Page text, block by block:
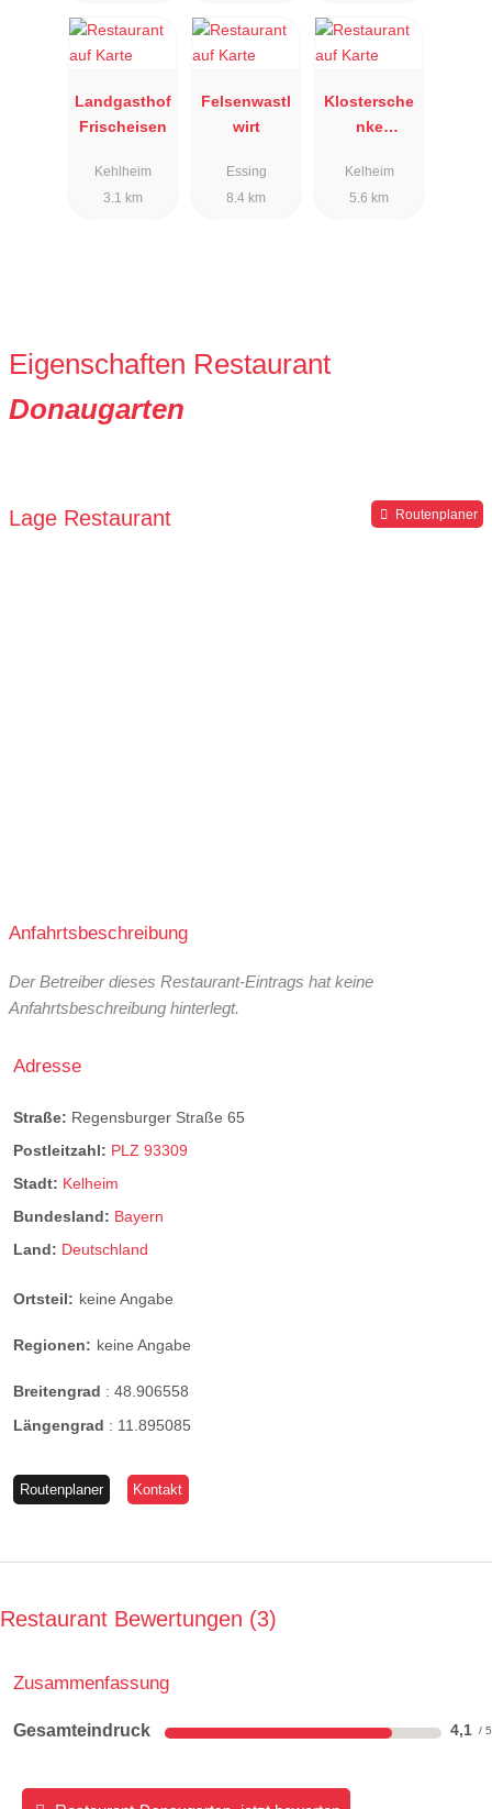
Landgasthof
Frischeisen
Kehlheim
3.1 km
Felsenwastl
wirt
Essing
8.4 km
Klostersche
nke
Kelheim
5.6 km
Eigenschaften Restaurant
Donaugarten
Lage Restaurant Routenplaner
Anfahrtsbeschreibung
Der Betreiber dieses Restaurant-Eintrags hat keine
Anfahrtsbeschreibung hinterlegt.
Adresse
Straße: Regensburger Straße 65
Postleitzahl: PLZ 93309
Stadt: Kelheim
Bundesland: Bayern
Land: Deutschland
Ortsteil: keine Angabe
Regionen: keine Angabe
Breitengrad : 48.906558
Längengrad : 11.895085
Routenplaner Kontakt
Restaurant Bewertungen 3
Zusammenfassung
Gesamteindruck 4,1